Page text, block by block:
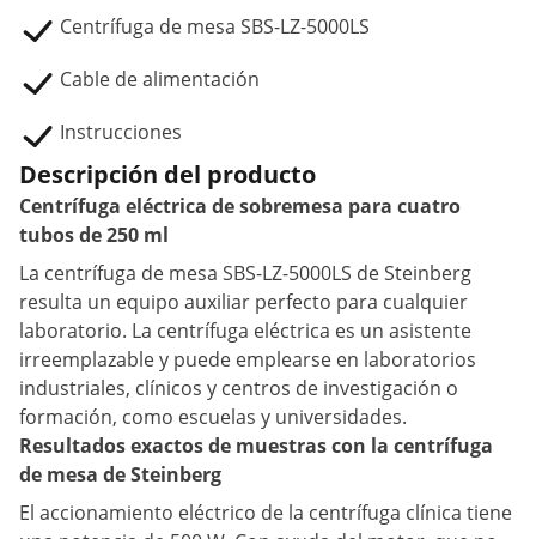
Centrífuga de mesa SBS-LZ-5000LS
Cable de alimentación
Instrucciones
Descripción del producto
Centrífuga eléctrica de sobremesa para cuatro
tubos de 250 ml
La centrífuga de mesa SBS-LZ-5000LS de Steinberg
resulta un equipo auxiliar perfecto para cualquier
laboratorio. La centrífuga eléctrica es un asistente
irreemplazable y puede emplearse en laboratorios
industriales, clínicos y centros de investigación o
formación, como escuelas y universidades.
Resultados exactos de muestras con la centrífuga
de mesa de Steinberg
El accionamiento eléctrico de la centrífuga clínica tiene